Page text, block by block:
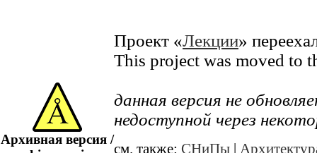
Архивная версия /
Проект «Лекции»
This project was moved to
данная версия не
недоступной через
см. также: СНиПы